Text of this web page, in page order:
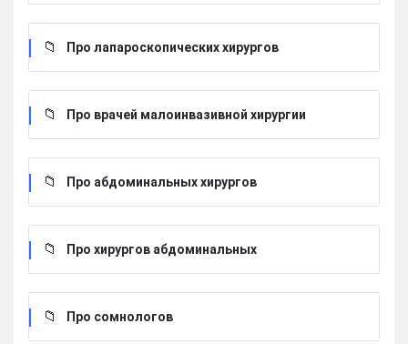
Про лапароскопических хирургов
Про врачей малоинвазивной хирургии
Про абдоминальных хирургов
Про хирургов абдоминальных
Про сомнологов